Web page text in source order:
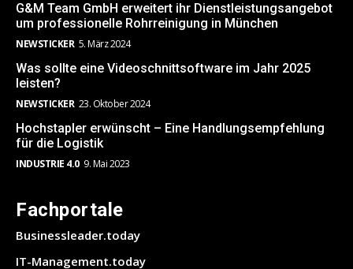
G&M Team GmbH erweitert ihr Dienstleistungsangebot
um professionelle Rohrreinigung in München
NEWSTICKER 5. März 2024
Was sollte eine Videoschnittsoftware im Jahr 2025
leisten?
NEWSTICKER 23. Oktober 2024
Hochstapler erwünscht – Eine Handlungsempfehlung
für die Logistik
INDUSTRIE 4.0 9. Mai 2023
Fachportale
Businessleader.today
IT-Management.today